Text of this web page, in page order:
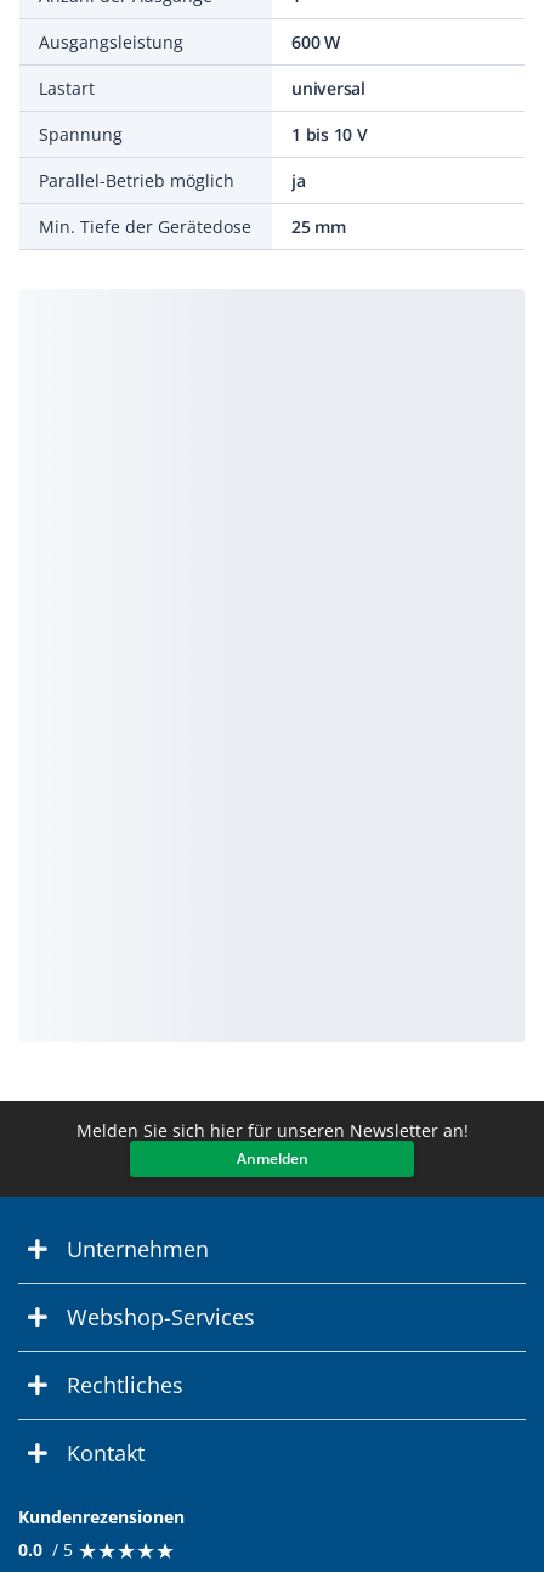
Ausgangsleistung
600 W
Lastart
universal
Spannung
1 bis 10 V
Parallel-Betrieb möglich
ja
Min. Tiefe der Gerätedose
25 mm
Melden Sie sich hier für unseren Newsletter an!
Anmelden
Unternehmen
Webshop-Services
Rechtliches
Kontakt
Kundenrezensionen
0.0 / 5 ★★★★★
★★★★★